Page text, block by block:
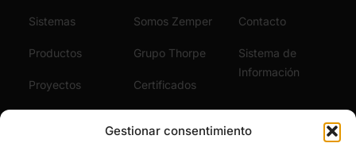
Gestionar consentimiento
Sistemas
Productos
Proyectos
Somos Zemper
Grupo Thorpe
Certificados
Contacto
Sistema de
Información